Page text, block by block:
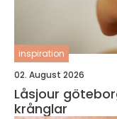
inspiration
02. August 2026
Låsjour göteborg trygg hjälp när
krånglar